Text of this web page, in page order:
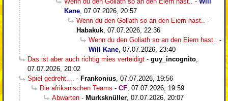
Kane 07.07.2026, 20:57
Wenn du den Goliath so an den Eiern hast..
-
Habakuk 07.07.2026, 22:36
Wenn du den Goliath so an den Eiern hast..
-
Will Kane 07.07.2026, 23:40
Das ist aber auch richtig mies verteidigt - guy_incognito
07.07.2026, 20:02
Spiel gedreht....
- Frankonius 07.07.2026, 19:56
Die afrikanischen Teams - CF 07.07.2026, 19:59
Abwarten - Murksknüller 07.07.2026, 20:07